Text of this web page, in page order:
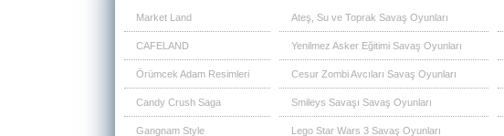
Market Land
CAFELAND
Örümcek Adam Resimleri
Candy Crush Saga
Gangnam Style
Ateş, Su ve Toprak Savaş Oyunları
Yenilmez Asker Eğitimi Savaş Oyunları
Cesur Zombi Avcıları Savaş Oyunları
Smileys Savaşı Savaş Oyunları
Lego Star Wars 3 Savaş Oyunları